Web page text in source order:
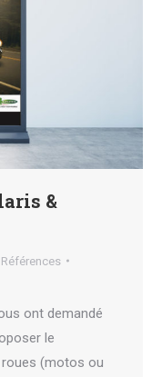
&
Références
ont demandé
le
roues (motos ou